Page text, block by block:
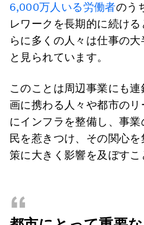
6,000万人いる労働者のう
レワークを長期的に続け
らに多くの人々は仕事の
と見られています。
このことは周辺事業にも
画に携わる人々や都市の
にインフラを整備し、事
民を惹きつけ、その関心
策に大きく影響を及ぼすこ
“